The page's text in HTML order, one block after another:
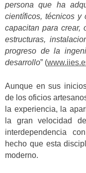
persona que ha
científicos, técnicos y
capacitan para crear,
estructuras,
progreso de la
desarrollo” (
Aunque en sus
de los oficios
la experiencia, la
la gran velocidad
interdependencia
hecho que esta
moderno.